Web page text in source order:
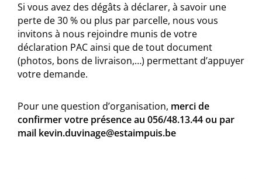
Si vous avez des dégâts à déclarer, à savoir une
perte de 30 % ou plus par parcelle, nous vous
invitons à nous rejoindre munis de votre
déclaration PAC ainsi que de tout document
(photos, bons de livraison,…) permettant d’appuyer
votre demande.
Pour une question d’organisation, merci de
confirmer votre présence au 056/48.13.44 ou par
mail kevin.duvinage@estaimpuis.be